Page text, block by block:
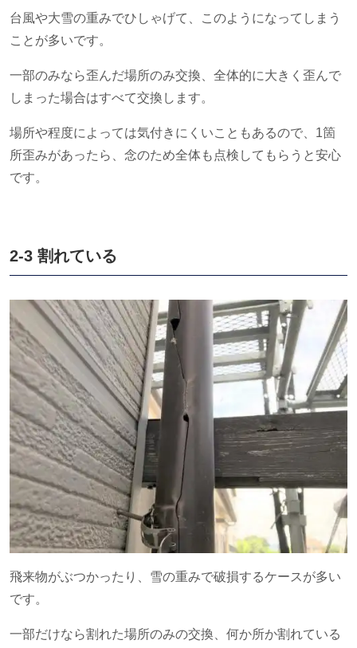
台風や大雪の重みでひしゃげて、このようになってしまう
ことが多いです。
一部のみなら歪んだ場所のみ交換、全体的に大きく歪んで
しまった場合はすべて交換します。
場所や程度によっては気付きにくいこともあるので、1箇
所歪みがあったら、念のため全体も点検してもらうと安心
です。
2-3 割れている
飛来物がぶつかったり、雪の重みで破損するケースが多い
です。
一部だけなら割れた場所のみの交換、何か所か割れている